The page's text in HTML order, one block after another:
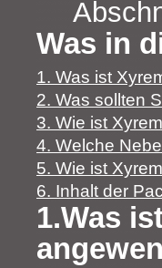
Was in
1. Was ist
2. Was sollten
3. Wie ist
4. Welche
5. Wie ist
6. Inhalt der
1.Was